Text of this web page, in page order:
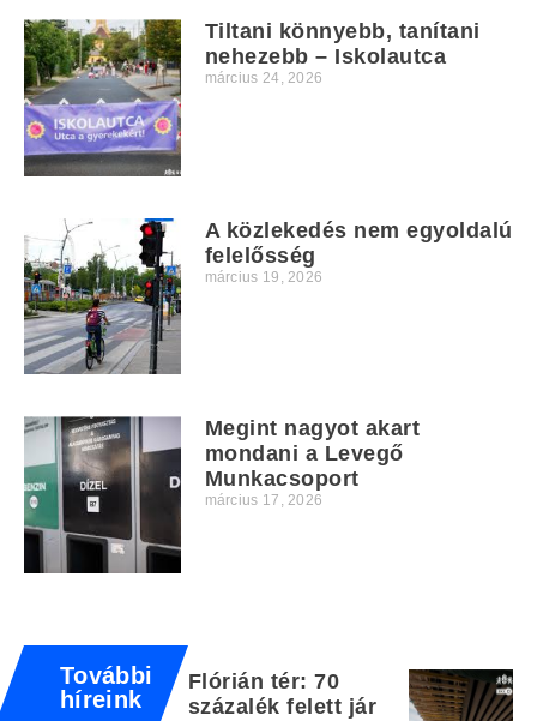
Tiltani könnyebb, tanítani
nehezebb – Iskolautca
március 24, 2026
A közlekedés nem egyoldalú
felelősség
március 19, 2026
Megint nagyot akart
mondani a Levegő
Munkacsoport
március 17, 2026
További
híreink
Flórián tér: 70
százalék felett jár